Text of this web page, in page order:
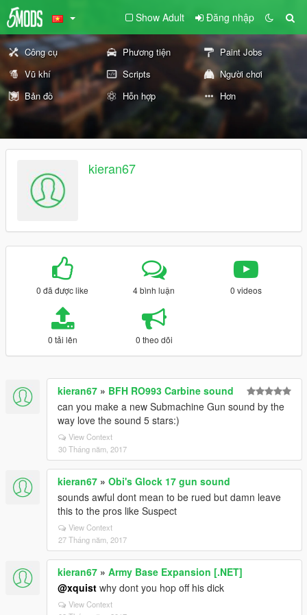
Show Adult Đăng nhập
Công cụ Phương tiện
Paint Jobs
Vũ khí
Scripts
Người chơi
Bản đồ
Hỗn hợp Hơn
kieran67
0 đã được like 4 bình luận 0 videos
0 tải lên 0 theo dõi
kieran67 » BFH RO993 Carbine sound
can you make a new Submachine Gun sound by the
way love the sound 5 stars:)
View Context
30 Tháng năm, 2017
kieran67 » Obi's Glock 17 gun sound
sounds awful dont mean to be rued but damn leave
this to the pros like Suspect
View Context
27 Tháng năm, 2017
kieran67 » Army Base Expansion [.NET]
@xquist why dont you hop off his dick
View Context